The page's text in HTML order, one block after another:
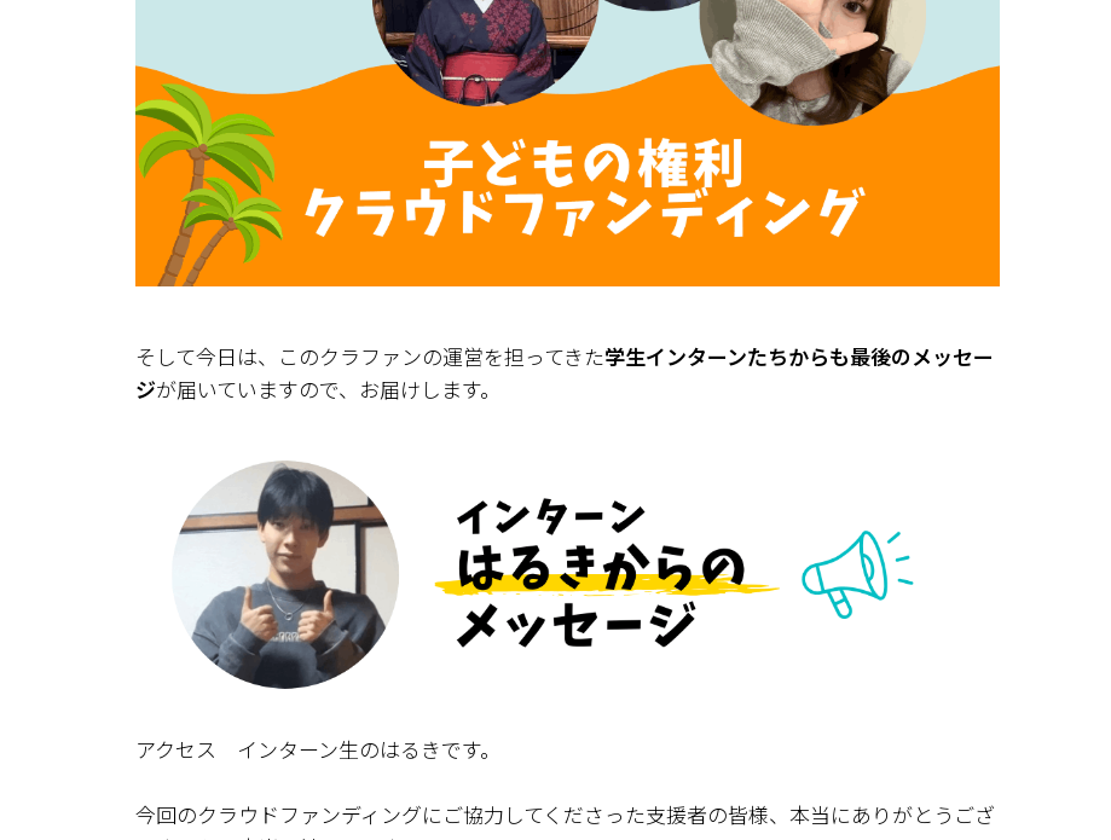
そして今日は、このクラファンの運営を担ってきた学生インターンたちからも最後のメッセー
ジが届いていますので、お届けします。
アクセス インターン生のはるきです。
今回のクラウドファンディングにご協力してくださった支援者の皆様、本当にありがとうござ